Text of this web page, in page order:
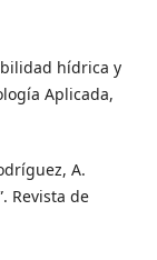
hídrica y
Aplicada,
A.
Revista de